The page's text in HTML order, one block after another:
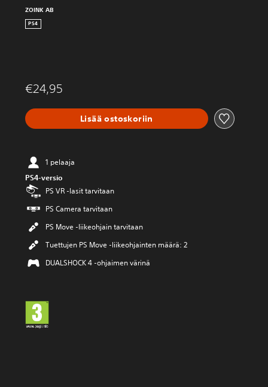
ZOINK AB
PS4
€24,95
Lisää ostoskoriin
1 pelaaja
PS4-versio
PS VR -lasit tarvitaan
PS Camera tarvitaan
PS Move -liikeohjain tarvitaan
Tuettujen PS Move -liikeohjainten määrä: 2
DUALSHOCK 4 -ohjaimen värinä